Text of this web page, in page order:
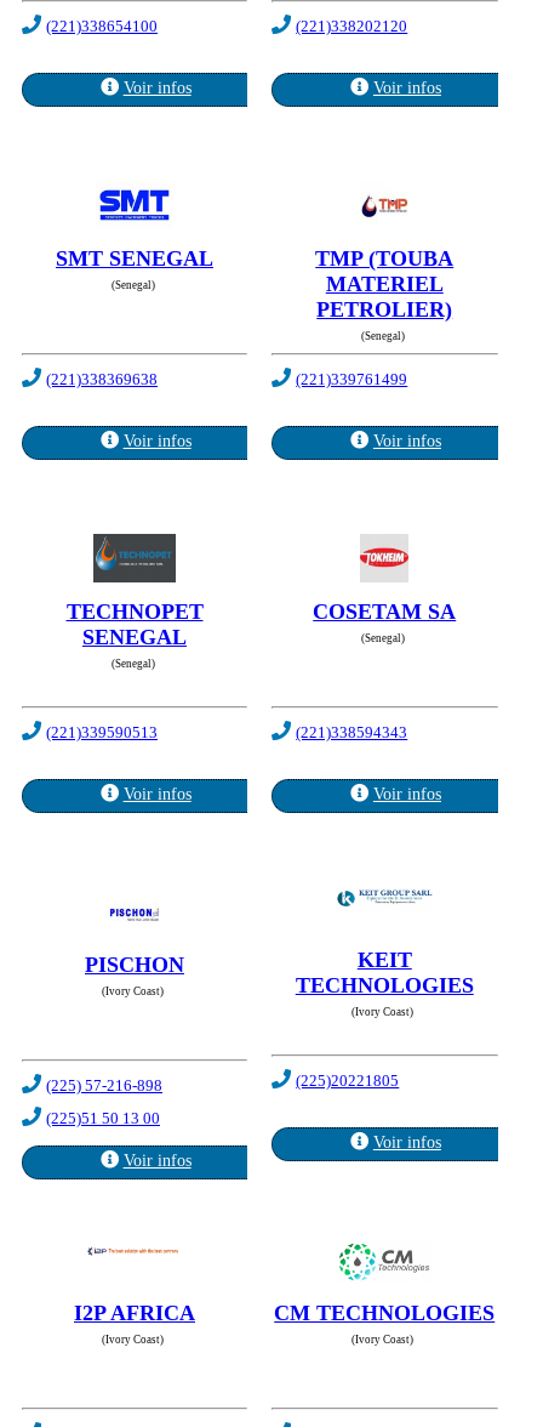
(221)338654100
Voir infos
(221)338202120
Voir infos
SMT SENEGAL
(Senegal)
(221)338369638
Voir infos
TMP (TOUBA
MATERIEL
PETROLIER)
(Senegal)
(221)339761499
Voir infos
TECHNOPET
SENEGAL
(Senegal)
(221)339590513
Voir infos
COSETAM SA
(Senegal)
(221)338594343
Voir infos
PISCHON
(Ivory Coast)
(225) 57-216-898
(225)51 50 13 00
Voir infos
KEIT
TECHNOLOGIES
(Ivory Coast)
(225)20221805
Voir infos
I2P AFRICA
(Ivory Coast)
CM TECHNOLOGIES
(Ivory Coast)